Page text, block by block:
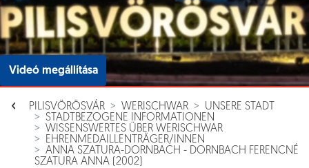
Videó megállítása
PILISVÖRÖSVÁR WERISCHWAR
UNSERE STADT
STADTBEZOGENE INFORMATIONEN
WISSENSWERTES ÜBER WERISCHWAR
EHRENMEDAILLENTRÄGER/INNEN
ANNA SZATURA-DORNBACH - DORNBACH FERENCNÉ
SZATURA ANNA (2002)
Aloldalak []